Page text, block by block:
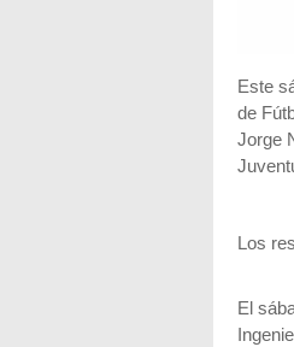
Este
de
Jorge
Los
El